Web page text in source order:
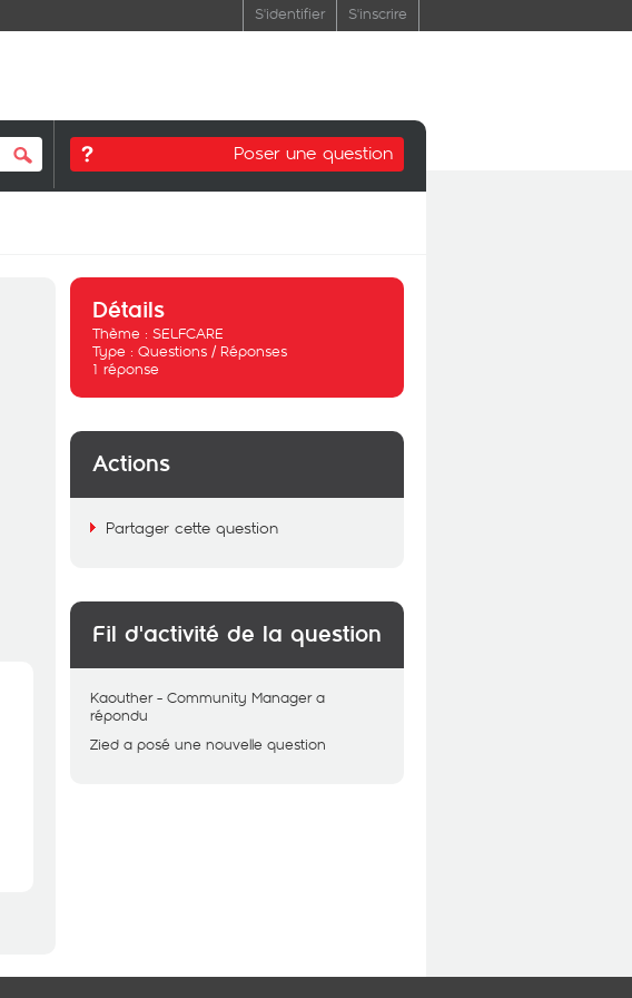
S'identifier S'inscrire
Poser une question
Détails
Thème : SELFCARE
Type : Questions / Réponses
1 réponse
Actions
Partager cette question
Fil d'activité de la question
Kaouther - Community Manager a
répondu
Zied a posé une nouvelle question